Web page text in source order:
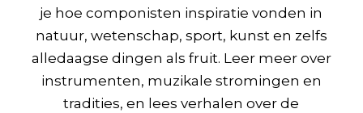
je hoe componisten inspiratie vonden in
natuur, wetenschap, sport, kunst en zelfs
alledaagse dingen als fruit. Leer meer over
instrumenten, muzikale stromingen en
tradities, en lees verhalen over de